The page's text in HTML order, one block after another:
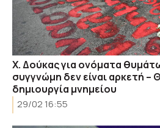
Χ. Δούκας για ονόματα
συγγνώμη δεν είναι αρκετή –
δημιουργία μνημείου
29/02 16:55